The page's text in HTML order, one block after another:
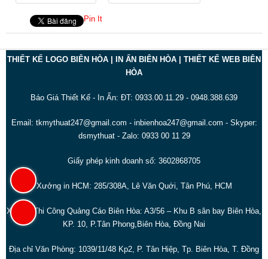
Pin It
THIẾT KẾ LOGO BIÊN HÒA | IN ẤN BIÊN HÒA | THIẾT KẾ WEB BIÊN
HÒA
Báo Giá Thiết Kế - In Ấn: ĐT: 0933.00.11.29 - 0948.388.639
Email: tkmythuat247@gmail.com - inbienhoa247@gmail.com - Skyper:
dsmythuat - Zalo: 0933 00 11 29
Giấy phép kinh doanh số: 3602868705
Xưởng in HCM: 285/308A, Lê Văn Quới, Tân Phú, HCM
Xưởng Thi Công Quảng Cáo Biên Hòa: A3/56 – Khu B sân bay Biên Hòa,
KP. 10, P.Tân Phong,Biên Hòa, Đồng Nai
Địa chỉ Văn Phòng: 1039/11/48 Kp2, P. Tân Hiệp, Tp. Biên Hòa, T. Đồng